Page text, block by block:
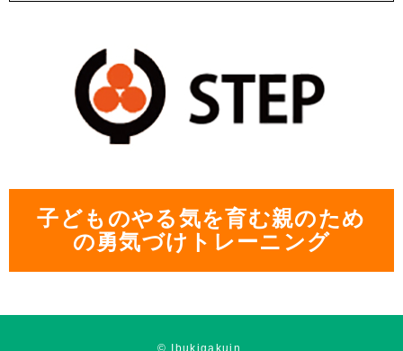
子どものやる気を育む親のため
の勇気づけトレーニング